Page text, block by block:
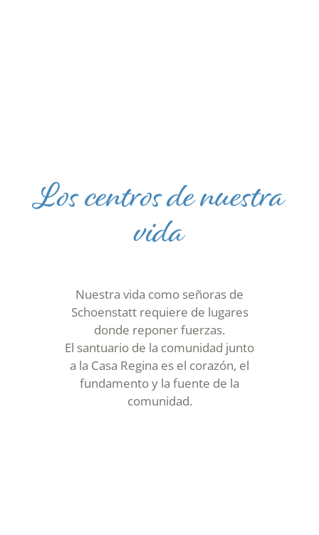
Los centros de nuestra
vida
Nuestra vida como señoras de
Schoenstatt requiere de lugares
donde reponer fuerzas.
El santuario de la comunidad junto
a la Casa Regina es el corazón, el
fundamento y la fuente de la
comunidad.